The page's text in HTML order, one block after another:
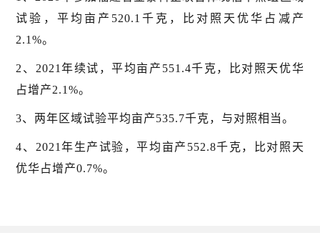
试验，平均亩产520.1千克，比对照天优华占减产
2.1%。
2、2021年续试，平均亩产551.4千克，比对照天优华
占增产2.1%。
3、两年区域试验平均亩产535.7千克，与对照相当。
4、2021年生产试验，平均亩产552.8千克，比对照天
优华占增产0.7%。